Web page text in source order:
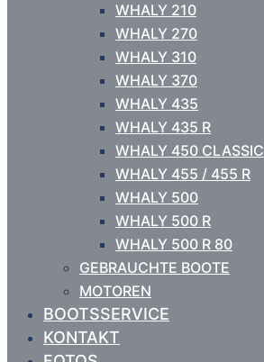
WHALY 210
WHALY 270
WHALY 310
WHALY 370
WHALY 435
WHALY 435 R
WHALY 450 CLASSIC
WHALY 455 / 455 R
WHALY 500
WHALY 500 R
WHALY 500 R 80
GEBRAUCHTE BOOTE
MOTOREN
BOOTSSERVICE
KONTAKT